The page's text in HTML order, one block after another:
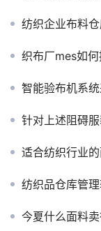
纺织企业布料
织布厂mes如
智能验布机系
针对上述阻碍服装企业
适合纺织行业
纺织品仓库管
今夏什么面料卖